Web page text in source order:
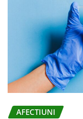
AFECTIUNI